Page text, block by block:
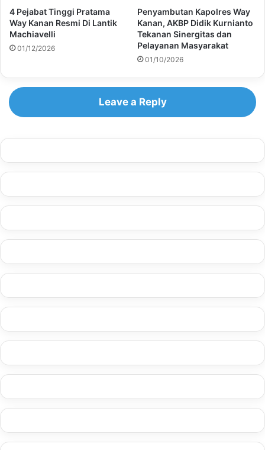
4 Pejabat Tinggi Pratama
Way Kanan Resmi Di Lantik
Machiavelli
01/12/2026
Penyambutan Kapolres Way
Kanan, AKBP Didik Kurnianto
Tekanan Sinergitas dan
Pelayanan Masyarakat
01/10/2026
Leave a Reply